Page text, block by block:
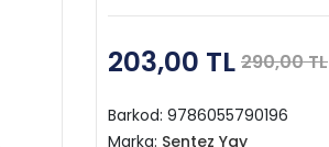
203,00 TL 290,00 TL
Barkod: 9786055790196
Marka: Sentez Yay